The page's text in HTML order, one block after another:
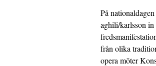
På
aghili/karlsson
från olika
opera möter